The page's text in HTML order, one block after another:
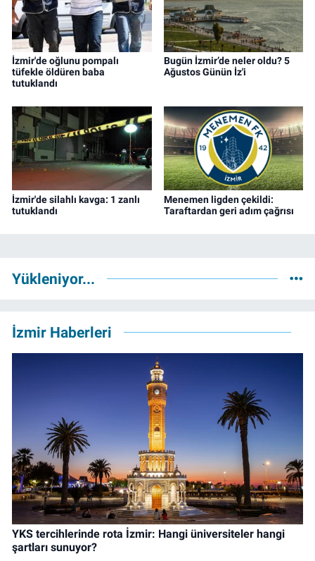
İzmir'de oğlunu pompalı
tüfekle öldüren baba
tutuklandı
Bugün İzmir’de neler oldu? 5
Ağustos Günün İz'i
İzmir'de silahlı kavga: 1 zanlı
tutuklandı
Menemen ligden çekildi:
Taraftardan geri adım çağrısı
Yükleniyor...
İzmir Haberleri
YKS tercihlerinde rota İzmir: Hangi üniversiteler hangi
şartları sunuyor?